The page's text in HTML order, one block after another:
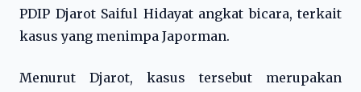
PDIP Djarot Saiful Hidayat angkat bicara, terkait
kasus yang menimpa Japorman.
Menurut Djarot, kasus tersebut merupakan